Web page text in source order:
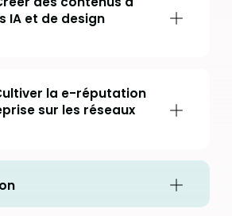
IA et de design
la e-réputation
sur les réseaux